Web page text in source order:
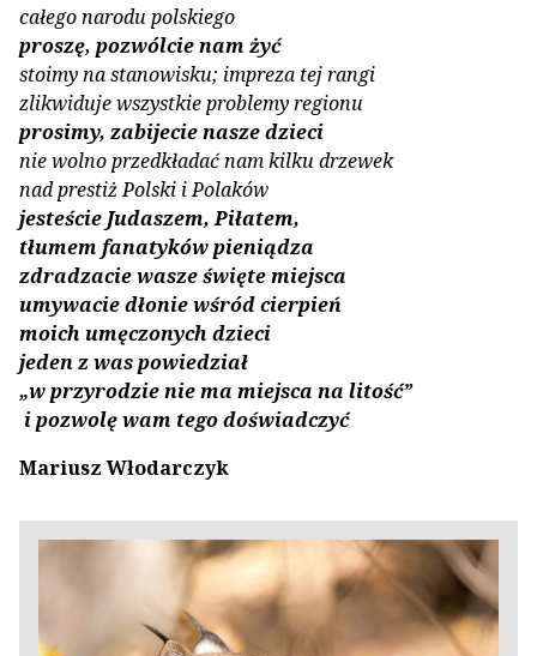
całego narodu polskiego
proszę, pozwólcie nam żyć
stoimy na stanowisku; impreza tej rangi
zlikwiduje wszystkie problemy regionu
prosimy, zabijecie nasze dzieci
nie wolno przedkładać nam kilku drzewek
nad prestiż Polski i Polaków
jesteście Judaszem, Piłatem,
tłumem fanatyków pieniądza
zdradzacie wasze święte miejsca
umywacie dłonie wśród cierpień
moich umęczonych dzieci
jeden z was powiedział
„w przyrodzie nie ma miejsca na litość”
i pozwolę wam tego doświadczyć
Mariusz Włodarczyk